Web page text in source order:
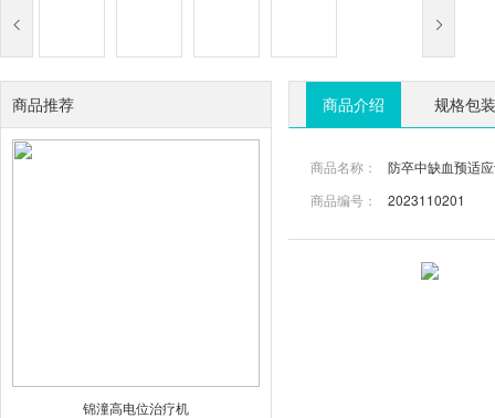
商品推荐
锦潼高电位治疗机
商品介绍 规格包装
商品名称：
防卒中缺血预适
商品编号：
2023110201